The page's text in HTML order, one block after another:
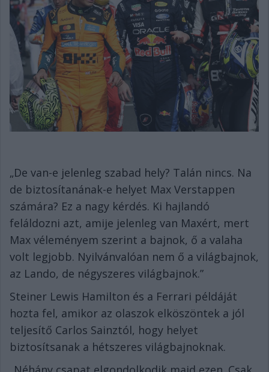
„De van-e jelenleg szabad hely? Talán nincs. Na
de biztosítanának-e helyet Max Verstappen
számára? Ez a nagy kérdés. Ki hajlandó
feláldozni azt, amije jelenleg van Maxért, mert
Max véleményem szerint a bajnok, ő a valaha
volt legjobb. Nyilvánvalóan nem ő a világbajnok,
az Lando, de négyszeres világbajnok.”
Steiner Lewis Hamilton és a Ferrari példáját
hozta fel, amikor az olaszok elköszöntek a jól
teljesítő Carlos Sainztól, hogy helyet
biztosítsanak a hétszeres világbajnoknak.